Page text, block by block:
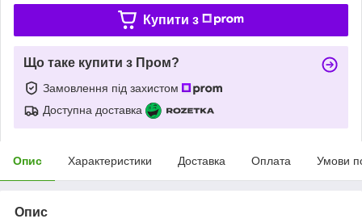
Купити з
Що таке купити з Пром?
Замовлення під захистом
Доступна доставка
Опис Характеристики Доставка Оплата Умови
Опис